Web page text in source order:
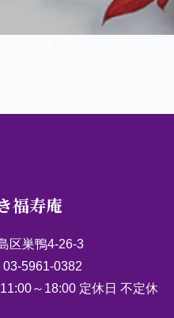
福寿庵
区巣鴨4-26-3
03-5961-0382
～18:00 定休日 不定休